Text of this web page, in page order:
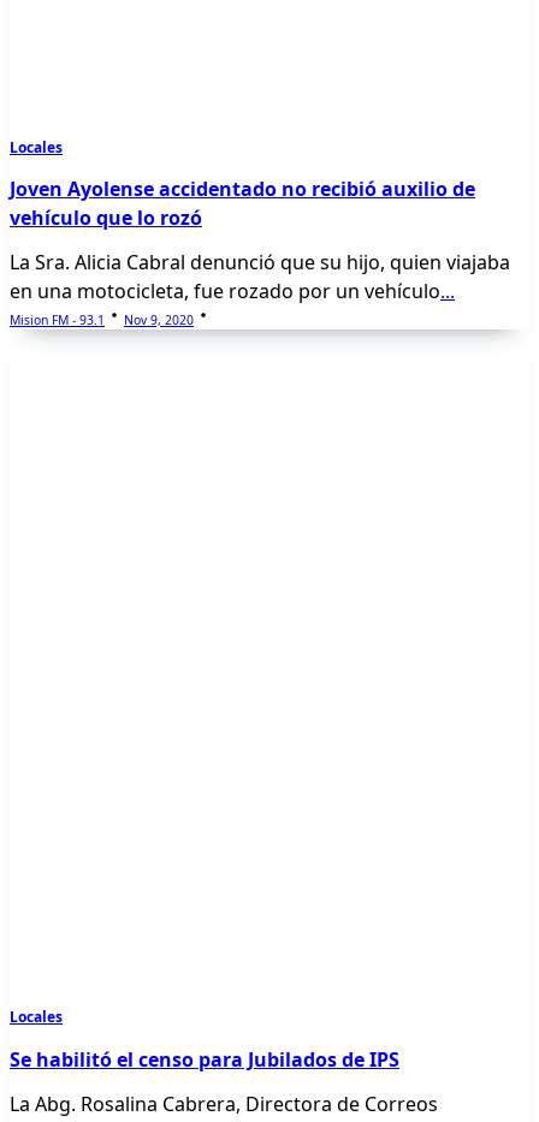
Locales
Joven Ayolense accidentado no recibió auxilio de
vehículo que lo rozó
La Sra. Alicia Cabral denunció que su hijo, quien viajaba
en una motocicleta, fue rozado por un vehículo...
Mision FM - 93.1 Nov 9, 2020
Locales
Se habilitó el censo para Jubilados de IPS
La Abg. Rosalina Cabrera, Directora de Correos